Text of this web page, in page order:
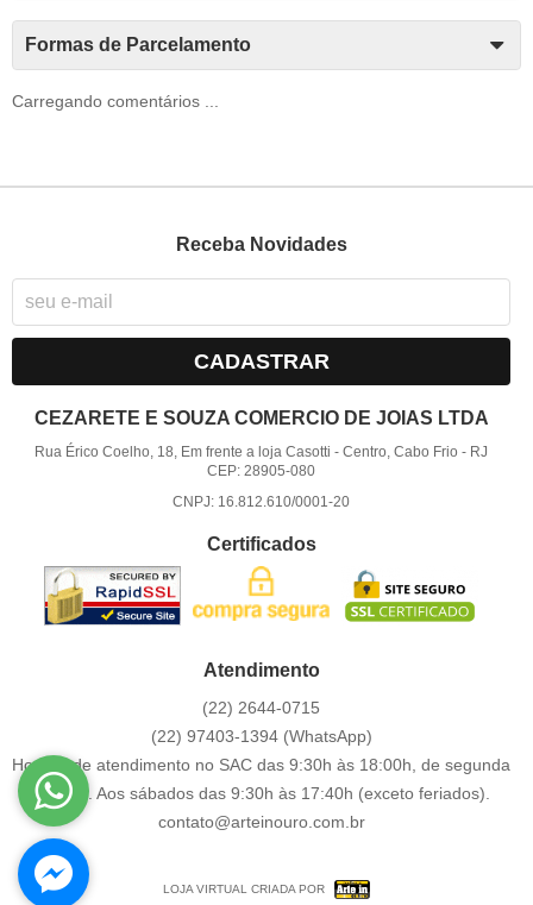
Formas de Parcelamento
Carregando comentários ...
Receba Novidades
CADASTRAR
CEZARETE E SOUZA COMERCIO DE JOIAS LTDA
Rua Érico Coelho, 18, Em frente a loja Casotti -Centro, Cabo Frio - RJ
CEP: 28905-080
CNPJ: 16.812.610/0001-20
Certificados
Atendimento
(22) 2644-0715
(22) 97403-1394 (WhatsApp)
Horário de atendimento no SAC das 9:30h às 18:00h, de segunda
a sexta. Aos sábados das 9:30h às 17:40h (exceto feriados).
contato@arteinouro.com.br
LOJA VIRTUAL CRIADA POR